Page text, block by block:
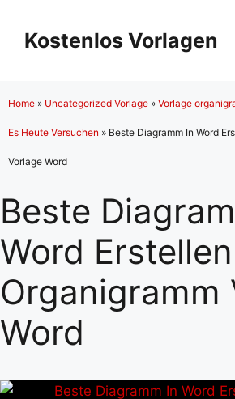
Inhalt
springen
Kostenlos Vorlagen
Home » Uncategorized Vorlage » Vorlage
Es Heute Versuchen » Beste Diagramm In Word
Vorlage Word
Beste
Word
Organigramm
Word